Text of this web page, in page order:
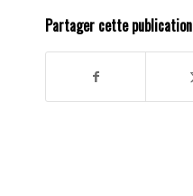
Partager cette publication